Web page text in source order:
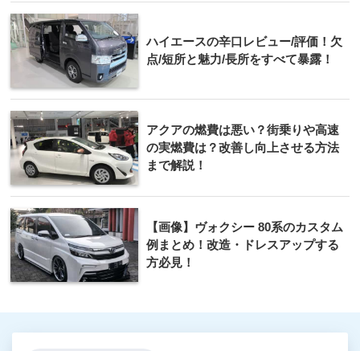
ハイエースの辛口レビュー/評価！欠
点/短所と魅力/長所をすべて暴露！
アクアの燃費は悪い？街乗りや高速
の実燃費は？改善し向上させる方法
まで解説！
【画像】ヴォクシー 80系のカスタム
例まとめ！改造・ドレスアップする
方必見！